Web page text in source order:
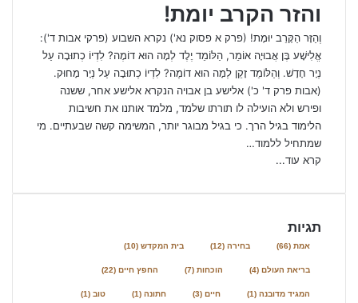
והזר הקרב יומת!
וְהַזָּר הַקָּרֵב יוּמָת! (פרק א פסוק נא') נקרא השבוע (פרקי אבות ד'):
אֱלִישָׁע בֶּן אֲבוּיָה אוֹמֵר, הַלּוֹמֵד יֶלֶד לְמָה הוּא דוֹמֶה? לִדְיוֹ כְתוּבָה עַל
נְיָר חָדָשׁ. וְהַלּוֹמֵד זָקֵן לְמָה הוּא דוֹמֶה? לִדְיוֹ כְתוּבָה עַל נְיָר מָחוּק.
(אבות פרק ד' כ') אלישע בן אבויה הנקרא אלישע אחר, ששנה
ופירש ולא הועילה לו תורתו שלמד, מלמד אותנו את חשיבות
הלימוד בגיל הרך. כי בגיל מבוגר יותר, המשימה קשה שבעתיים. מי
שמתחיל ללמוד…
קרא עוד...
תגיות
אמת (66) בחירה (12) בית המקדש (10)
בריאת העולם (4) הוכחות (7) החפץ חיים (22)
המגיד מדובנה (1) חיים (3) חתונה (1) טוב (1)